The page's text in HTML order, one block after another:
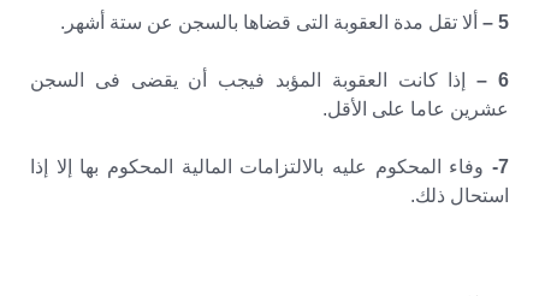
5 – ألا تقل مدة العقوبة التى قضاها بالسجن عن ستة أشهر.
6 –
إذا كانت العقوبة المؤبد فيجب أن يقضى فى السجن
عشرين عاما على الأقل.
7-
وفاء المحكوم عليه بالالتزامات المالية المحكوم بها إلا إذا
استحال ذلك.